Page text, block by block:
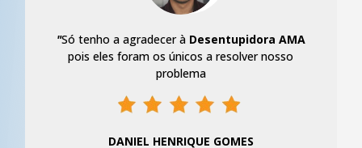
"Só tenho a agradecer à Desentupidora AMA
pois eles foram os únicos a resolver nosso
problema
DANIEL HENRIQUE GOMES